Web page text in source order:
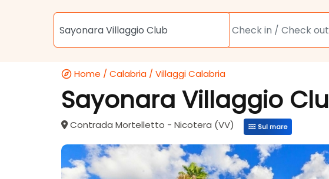
Home / Calabria / Villaggi Calabria
Sayonara Villaggio
Contrada Mortelletto - Nicotera (VV) Sul mare